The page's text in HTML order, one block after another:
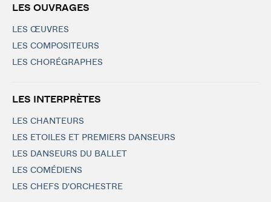
LES OUVRAGES
LES ŒUVRES
LES COMPOSITEURS
LES CHORÉGRAPHES
LES INTERPRÈTES
LES CHANTEURS
LES ETOILES ET PREMIERS DANSEURS
LES DANSEURS DU BALLET
LES COMÉDIENS
LES CHEFS D'ORCHESTRE